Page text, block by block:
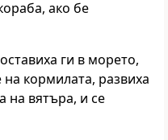
ако бе
ги в морето,
кормилата, развиха
на вятъра, и се